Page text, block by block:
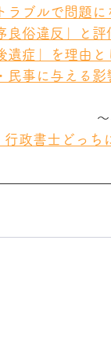
ラブルで問題
良俗違反」と
症」を理由
民事に与える影
政書士どっち